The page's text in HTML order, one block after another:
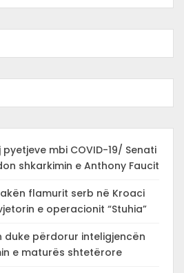
pyetjeve mbi COVID-19/ Senati
shkarkimin e Anthony Faucit
flamurit serb në Kroaci
e operacionit “Stuhia”
përdorur inteligjencën
e maturës shtetërore